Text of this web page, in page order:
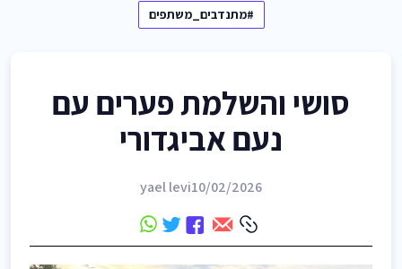
#מתנדבים_משתפים
סושי והשלמת פערים עם
נעם אביגדורי
yael levi10/02/2026